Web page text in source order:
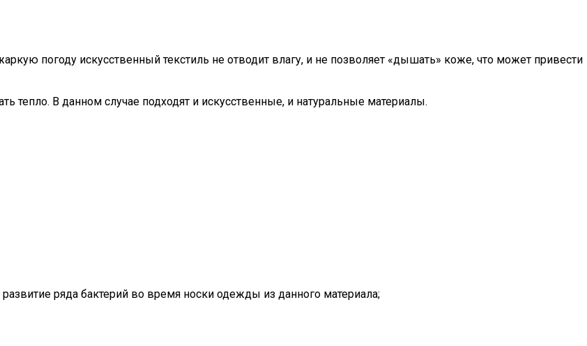
погоду искусственный текстиль не отводит влагу, и не позволяет «дышать» коже, что может привести
тепло. В данном случае подходят и искусственные, и натуральные материалы.
ряда бактерий во время носки одежды из данного материала;